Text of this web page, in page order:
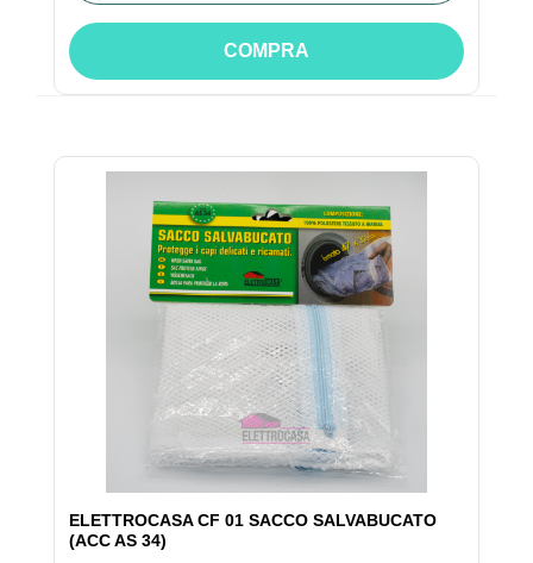
COMPRA
ELETTROCASA CF 01 SACCO SALVABUCATO
(ACC AS 34)